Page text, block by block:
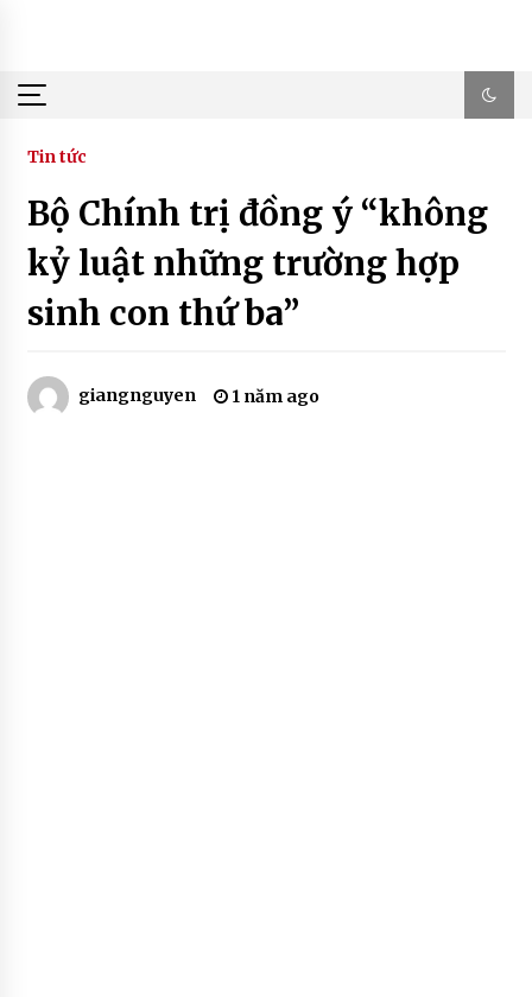
Tin tức
Bộ Chính trị đồng ý “không
kỷ luật những trường hợp
sinh con thứ ba”
giangnguyen 1 năm ago